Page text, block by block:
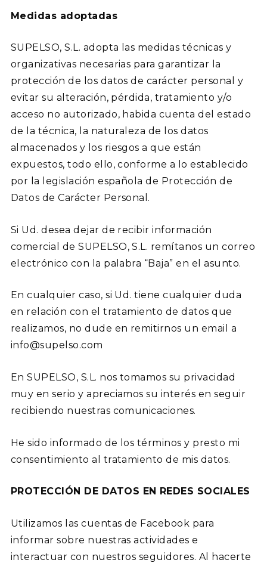
Medidas adoptadas
SUPELSO, S.L. adopta las medidas técnicas y
organizativas necesarias para garantizar la
protección de los datos de carácter personal y
evitar su alteración, pérdida, tratamiento y/o
acceso no autorizado, habida cuenta del estado
de la técnica, la naturaleza de los datos
almacenados y los riesgos a que están
expuestos, todo ello, conforme a lo establecido
por la legislación española de Protección de
Datos de Carácter Personal.
Si Ud. desea dejar de recibir información
comercial de SUPELSO, S.L. remítanos un correo
electrónico con la palabra “Baja” en el asunto.
En cualquier caso, si Ud. tiene cualquier duda
en relación con el tratamiento de datos que
realizamos, no dude en remitirnos un email a
info@supelso.com
En SUPELSO, S.L. nos tomamos su privacidad
muy en serio y apreciamos su interés en seguir
recibiendo nuestras comunicaciones.
He sido informado de los términos y presto mi
consentimiento al tratamiento de mis datos.
PROTECCIÓN DE DATOS EN REDES SOCIALES
Utilizamos las cuentas de Facebook para
informar sobre nuestras actividades e
interactuar con nuestros seguidores. Al hacerte